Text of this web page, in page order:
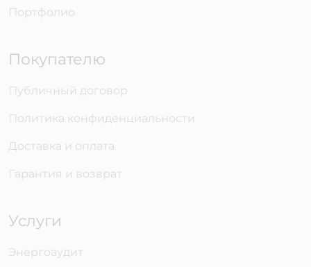
Портфолио
Покупателю
Публичный договор
Политика конфиденциальности
Доставка и оплата
Гарантия и возврат
Услуги
Энергоаудит